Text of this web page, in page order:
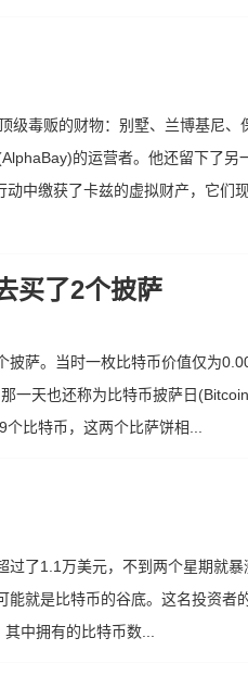
级毒贩的财物：别墅、兰博基尼、
的运营者。他还留下了另
中缴获了卡兹的虚拟财产，它们
买了2个披萨
萨。当时一枚比特币价值仅为
一天也还称为比特币披萨日
比特币，这两个比萨饼相...
了1.1万美元，不到两个星期就
就是比特币的谷底。这名投资者
中拥有的比特币数...